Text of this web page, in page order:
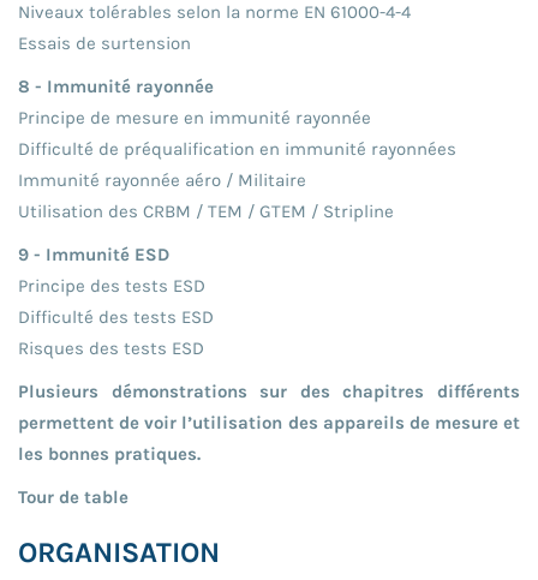
Niveaux tolérables selon la norme EN 61000-4-4
Essais de surtension
8 - Immunité rayonnée
Principe de mesure en immunité rayonnée
Difficulté de préqualification en immunité rayonnées
Immunité rayonnée aéro / Militaire
Utilisation des CRBM / TEM / GTEM / Stripline
9 - Immunité ESD
Principe des tests ESD
Difficulté des tests ESD
Risques des tests ESD
Plusieurs démonstrations sur des chapitres différents
permettent de voir l’utilisation des appareils de mesure et
les bonnes pratiques.
Tour de table
ORGANISATION